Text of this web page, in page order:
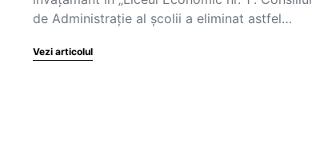
de Administrație al școlii a eliminat astfel…
Vezi articolul